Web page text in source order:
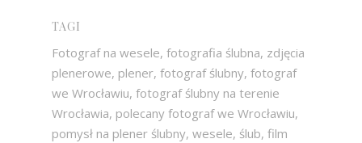
TAGI
Fotograf na wesele, fotografia ślubna, zdjęcia
plenerowe, plener, fotograf ślubny, fotograf
we Wrocławiu, fotograf ślubny na terenie
Wrocławia, polecany fotograf we Wrocławiu,
pomysł na plener ślubny, wesele, ślub, film